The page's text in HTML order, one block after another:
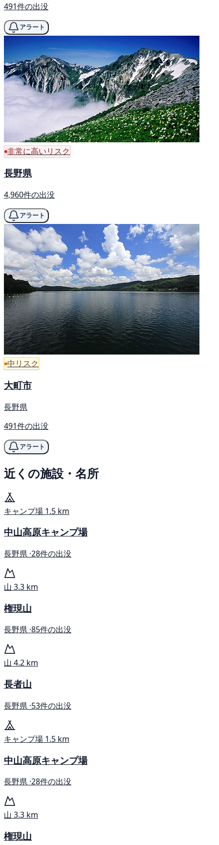
491件の出没
アラート
非常に高いリスク
長野県
4,960件の出没
アラート
中リスク
大町市
長野県
491件の出没
アラート
近くの施設・名所
キャンプ場 1.5 km
中山高原キャンプ場
長野県 ·28件の出没
山 3.3 km
権現山
長野県 ·85件の出没
山 4.2 km
長者山
長野県 ·53件の出没
キャンプ場 1.5 km
中山高原キャンプ場
長野県 ·28件の出没
山 3.3 km
権現山